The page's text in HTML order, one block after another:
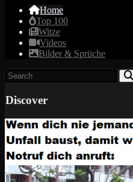
Home
Top 100
Witze
Videos
Bilder & Sprüche
Discover